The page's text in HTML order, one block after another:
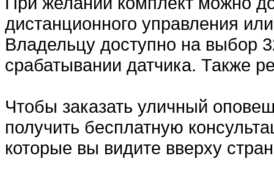
дистанционного управления
Владельцу доступно на выбор
срабатывании датчика. Также
Чтобы заказать уличный
получить бесплатную
которые вы видите вверху